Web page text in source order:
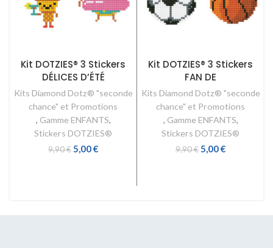
Kit DOTZIES® 3 Stickers
DÉLICES D’ÉTÉ
Kits Diamond Dotz® "seconde
chance" et Promotions
, Gamme ENFANTS,
Stickers DOTZIES®
9,90€ 5,00€
Kit DOTZIES® 3 Stickers
FAN DE
Kits Diamond Dotz® "seconde
chance" et Promotions
, Gamme ENFANTS,
Stickers DOTZIES®
9,90€ 5,00€